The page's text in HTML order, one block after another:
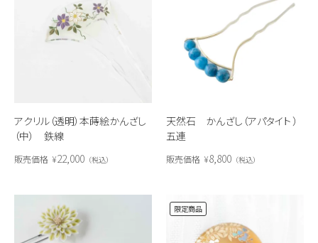
アクリル（透明）本蒔絵かんざし
（中） 鉄線
販売価格 ¥22,000 税込
天然石 かんざし（アパタイト ）
五連
販売価格 ¥8,800 税込
限定商品